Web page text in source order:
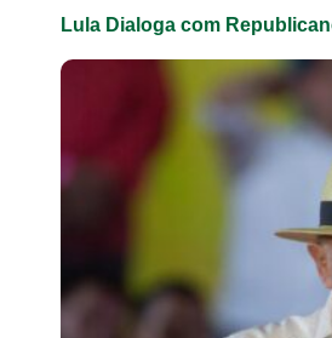
Lula Dialoga com